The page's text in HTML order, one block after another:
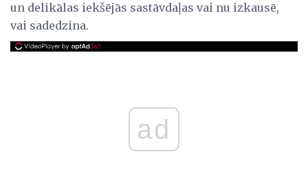
un delikālas iekšējās sastāvdaļas vai nu izkausē,
vai sadedzina.
ad